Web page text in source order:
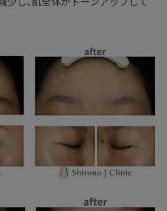
少し､肌全体がトーンアップして